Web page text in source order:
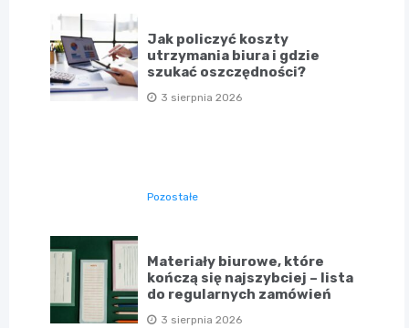
Jak policzyć koszty
utrzymania biura i gdzie
szukać oszczędności?
3 sierpnia 2026
Pozostałe
Materiały biurowe, które
kończą się najszybciej – lista
do regularnych zamówień
3 sierpnia 2026